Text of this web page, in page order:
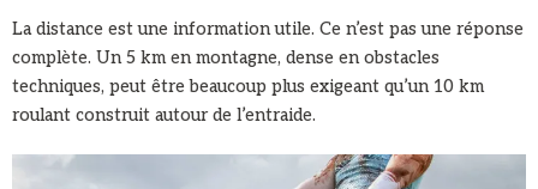
La distance est une information utile. Ce n’est pas une réponse
complète. Un 5 km en montagne, dense en obstacles
techniques, peut être beaucoup plus exigeant qu’un 10 km
roulant construit autour de l’entraide.